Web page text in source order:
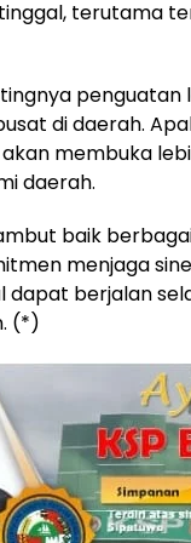
terutama
di daerah.
membuka
daerah.
baik
menjaga
dapat berjalan
(*)